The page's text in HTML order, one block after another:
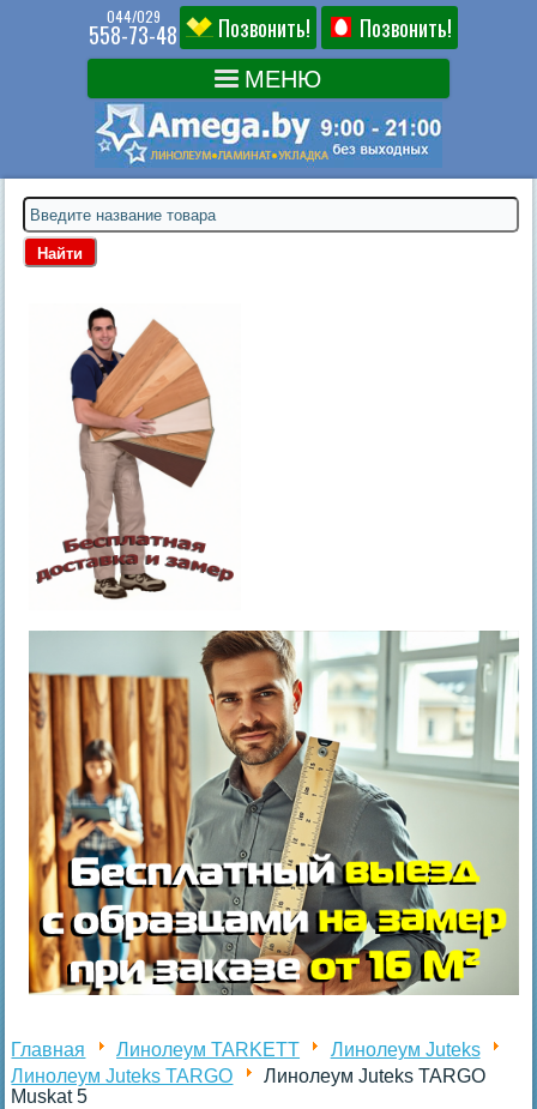
044/029
558-73-48 Позвонить! Позвонить!
Главная Линолеум TARKETT
Линолеум Juteks
Линолеум Juteks TARGO
Линолеум Juteks TARGO
Muskat 5